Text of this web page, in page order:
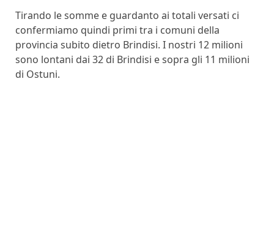
Tirando le somme e guardanto ai totali versati ci
confermiamo quindi primi tra i comuni della
provincia subito dietro Brindisi. I nostri 12 milioni
sono lontani dai 32 di Brindisi e sopra gli 11 milioni
di Ostuni.